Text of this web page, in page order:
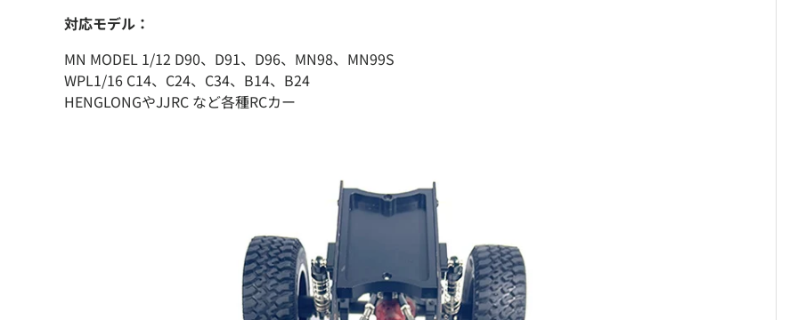
対応モデル：
MN MODEL 1/12 D90、D91、D96、MN98、MN99S
WPL1/16 C14、C24、C34、B14、B24
HENGLONGやJJRC など各種RCカー